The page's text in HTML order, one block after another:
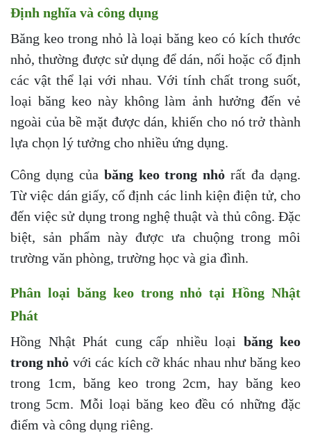
Định nghĩa và công dụng
Băng keo trong nhỏ là loại băng keo có kích thước
nhỏ, thường được sử dụng để dán, nối hoặc cố định
các vật thể lại với nhau. Với tính chất trong suốt,
loại băng keo này không làm ảnh hưởng đến vẻ
ngoài của bề mặt được dán, khiến cho nó trở thành
lựa chọn lý tưởng cho nhiều ứng dụng.
Công dụng của băng keo trong nhỏ rất đa dạng.
Từ việc dán giấy, cố định các linh kiện điện tử, cho
đến việc sử dụng trong nghệ thuật và thủ công. Đặc
biệt, sản phẩm này được ưa chuộng trong môi
trường văn phòng, trường học và gia đình.
Phân loại băng keo trong nhỏ tại Hồng Nhật
Phát
Hồng Nhật Phát cung cấp nhiều loại băng keo
trong nhỏ với các kích cỡ khác nhau như băng keo
trong 1cm, băng keo trong 2cm, hay băng keo
trong 5cm. Mỗi loại băng keo đều có những đặc
điểm và công dụng riêng.